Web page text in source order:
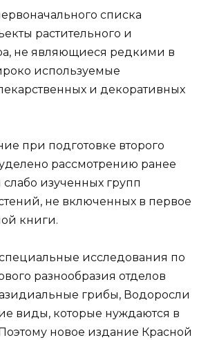
списка
растительного и
не являющиеся редкими в
используемые
и декоративных
при подготовке второго
рассмотрению ранее
изученных групп
не включенных в первое
книги.
исследования по
разнообразия отделов
грибы, Водоросли
виды, которые нуждаются в
новое издание Красной